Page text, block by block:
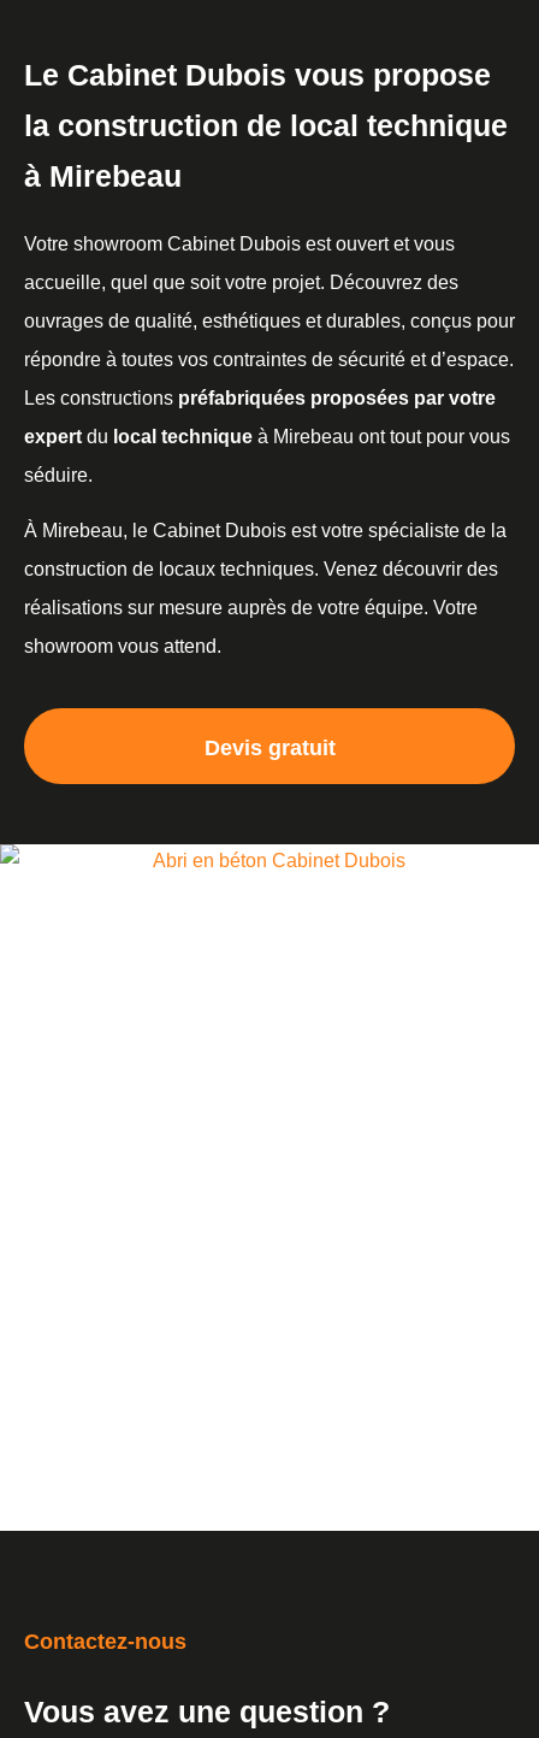
Le Cabinet Dubois vous propose
la construction de local technique
à Mirebeau
Votre showroom Cabinet Dubois est ouvert et vous
accueille, quel que soit votre projet. Découvrez des
ouvrages de qualité, esthétiques et durables, conçus pour
répondre à toutes vos contraintes de sécurité et d’espace.
Les constructions préfabriquées proposées par votre
expert du local technique à Mirebeau ont tout pour vous
séduire.
À Mirebeau, le Cabinet Dubois est votre spécialiste de la
construction de locaux techniques. Venez découvrir des
réalisations sur mesure auprès de votre équipe. Votre
showroom vous attend.
Devis gratuit
Contactez-nous
Vous avez une question ?